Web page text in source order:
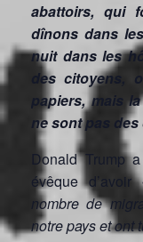
abattoirs, qui
dînons dans
nuit dans les
des citoyens,
papiers, mais
ne sont pas
Donald Trump
évêque
nombre de
notre pays et ont